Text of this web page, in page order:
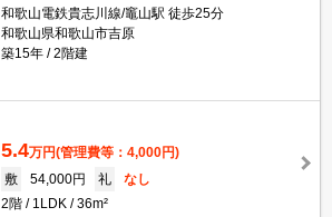
和歌山電鉄貴志川線/竈山駅 徒歩25分
和歌山県和歌山市吉原
築15年
2階建
5.4万円(管理費等：4,000円)
敷
54,000円 礼
なし
2階
1LDK 36m²